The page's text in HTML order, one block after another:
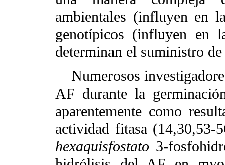
ambientales (influyen en
genotípicos (influyen en
determinan el suministro
Numerosos
AF durante la
aparentemente como
actividad fitasa
hexaquisfostato 3-